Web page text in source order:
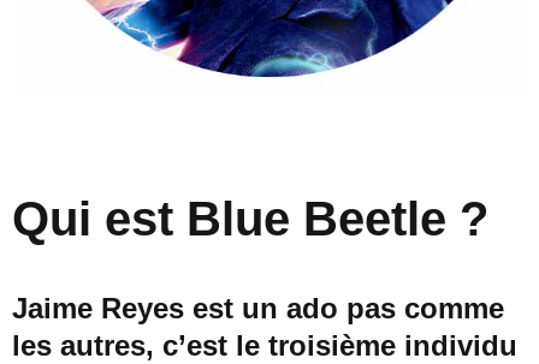
Qui est Blue Beetle ?
Jaime Reyes est un ado pas comme
les autres, c’est le troisième individu